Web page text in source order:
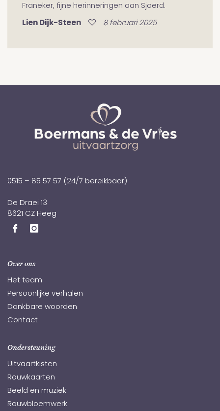
Franeker, fijne herinneringen aan Sjoerd.
Lien Dijk-Steen 8 februari 2025
0515 – 85 57 57 (24/7 bereikbaar)
De Draei 13
8621 CZ Heeg
Over ons
Het team
Persoonlijke verhalen
Dankbare woorden
Contact
Ondersteuning
Uitvaartkisten
Rouwkaarten
Beeld en muziek
Rouwbloemwerk